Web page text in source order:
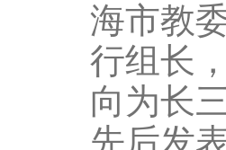
海市教
行组长
向为长
先后发